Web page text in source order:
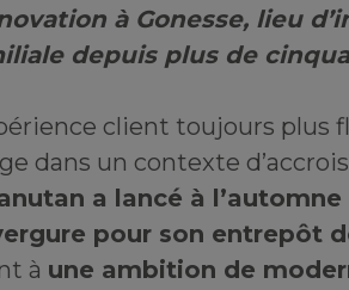
à Gonesse, lieu
depuis plus de
client toujours plus
dans un contexte
a lancé à
pour son entrepôt
à une ambition de